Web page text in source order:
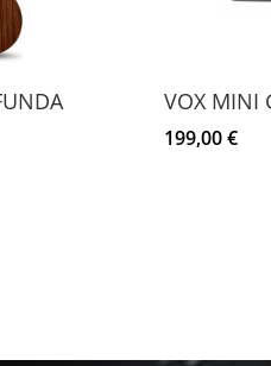
VOX MINI
199,00€